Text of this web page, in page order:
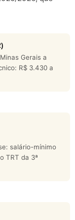
Gerais a
R$ 3.430 a
salário-mínimo
TRT da 3ª